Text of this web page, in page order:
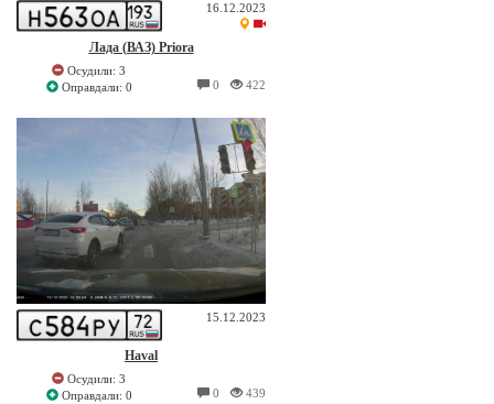
16.12.2023
Лада (ВАЗ) Priora
Осудили: 3
Оправдали: 0
422
0
15.12.2023
Haval
Осудили: 3
Оправдали: 0
439
0